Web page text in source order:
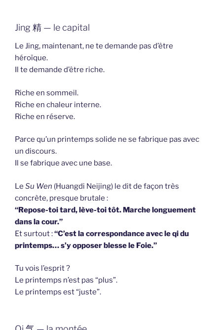
Jing 精 — le capital
Le Jing, maintenant, ne te demande pas d’être
héroïque.
Il te demande d’être riche.
Riche en sommeil.
Riche en chaleur interne.
Riche en réserve.
Parce qu’un printemps solide ne se fabrique pas avec
un discours.
Il se fabrique avec une base.
Le Su Wen (Huangdi Neijing) le dit de façon très
concrète, presque brutale :
“Repose-toi tard, lève-toi tôt. Marche longuement
dans la cour.”
Et surtout :“C’est la correspondance avec le qi du
printemps… s’y opposer blesse le Foie.”
Tu vois l’esprit ?
Le printemps n’est pas “plus”.
Le printemps est “juste”.